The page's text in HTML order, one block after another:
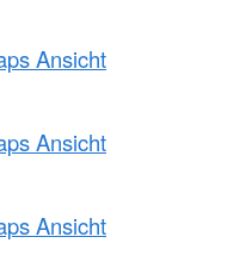
Ansicht
Ansicht
Ansicht